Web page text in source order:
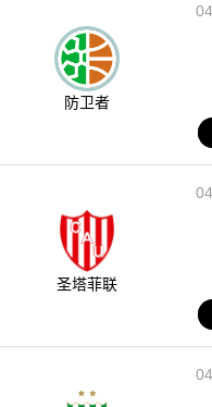
防卫者
圣塔菲联